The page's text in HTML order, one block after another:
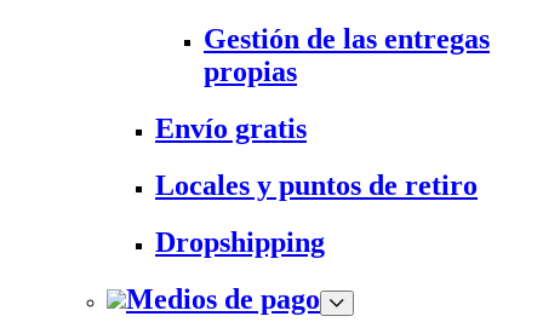
Gestión de las entregas
propias
Envío gratis
Locales y puntos de retiro
Dropshipping
Medios de pago